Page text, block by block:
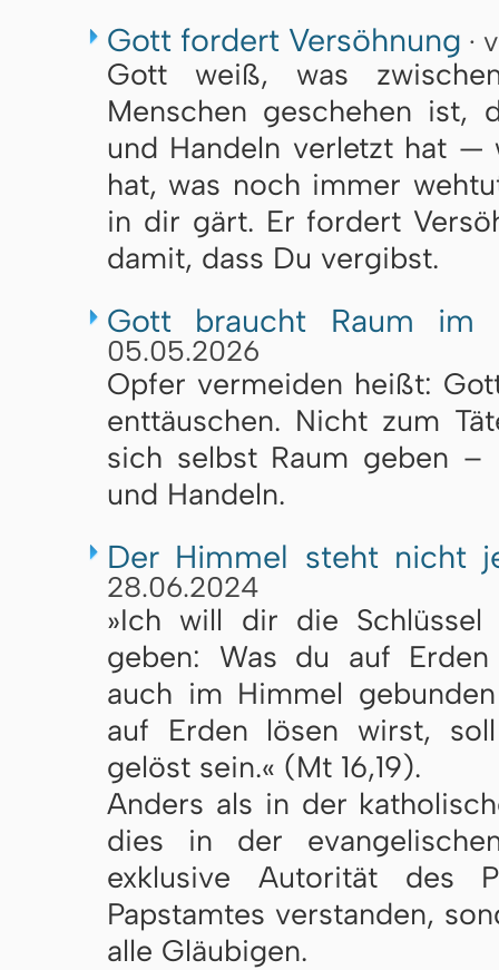
Gott fordert Versöhnung ·
Gott weiß, was
Menschen geschehen ist,
und Handeln verletzt hat —
hat, was noch immer
in dir gärt. Er fordert
damit, dass Du vergibst.
Gott braucht Raum im
05.05.2026
Op­fer ver­mei­den heißt:
ent­täu­schen. Nicht zum
sich selbst Raum ge­ben –
und Han­deln.
Der Himmel steht nicht
28.06.2024
»Ich will dir die Schlüssel
geben: Was du auf
auch im Himmel
auf Erden lösen wirst,
gelöst sein.« (Mt 16,19).
Anders als in der
dies in der
exklusive Autorität des
Papstamtes verstanden,
alle Gläubigen.